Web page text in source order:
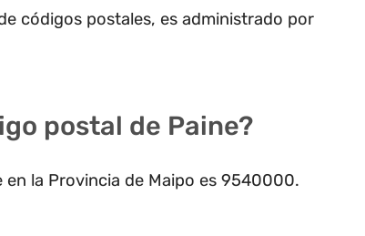
códigos postales, es administrado por
postal de Paine?
en la Provincia de Maipo es 9540000.